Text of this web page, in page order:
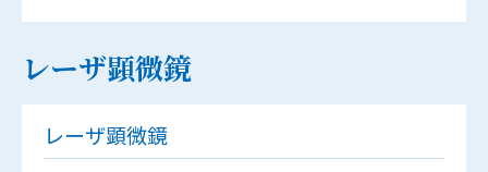
レーザ顕微鏡
レーザ顕微鏡